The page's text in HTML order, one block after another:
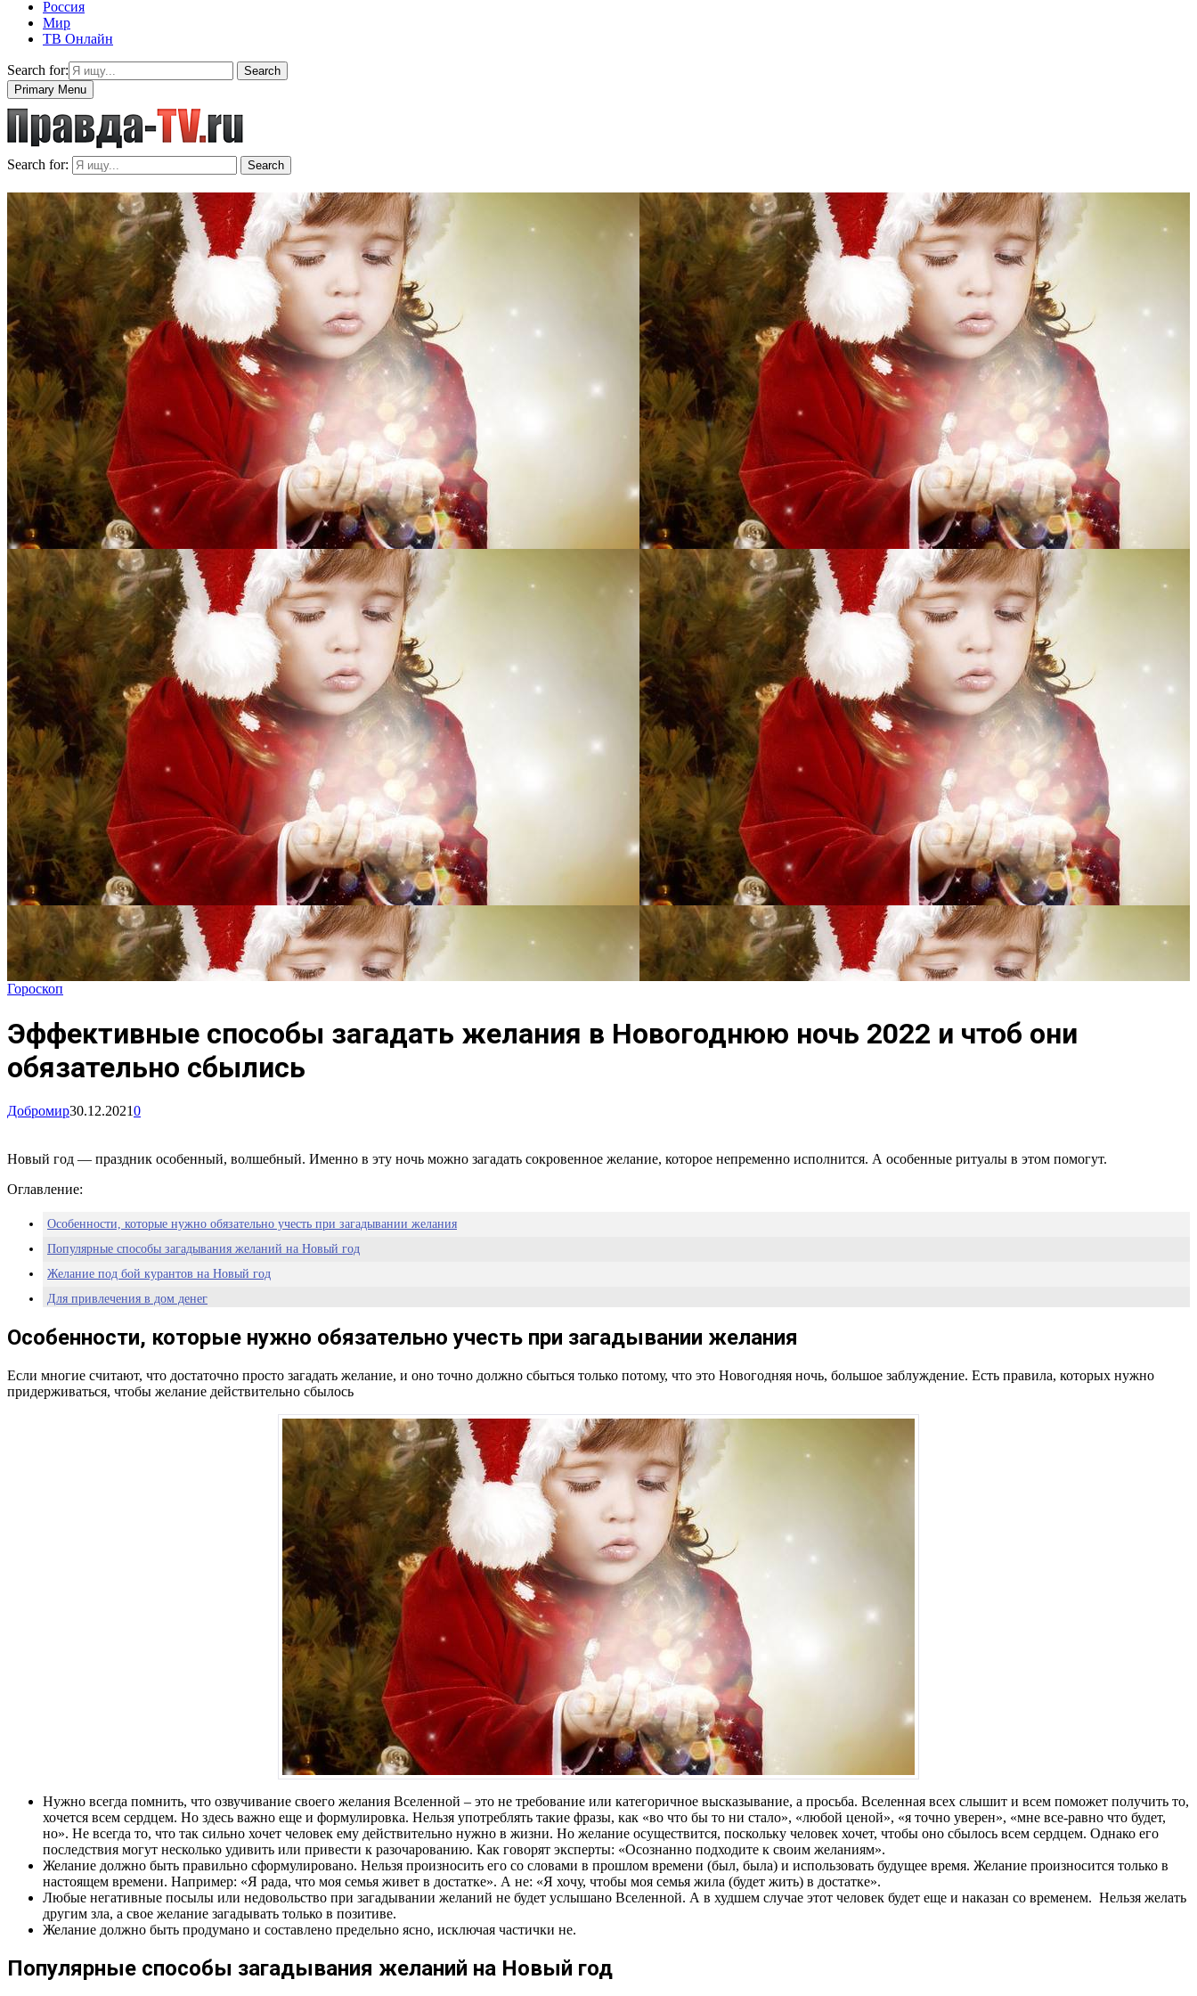
Россия
Мир
ТВ Онлайн
Search for:
Search
Primary Menu
Search for: Search
Гороскоп
Эффективные способы загадать желания в Новогоднюю ночь 2022 и чтоб они
обязательно сбылись
Добромир30.12.20210
Новый год — праздник особенный, волшебный. Именно в эту ночь можно загадать сокровенное желание, которое непременно исполнится. А особенные ритуалы в этом помогут.
Оглавление:
Особенности, которые нужно обязательно учесть при загадывании желания
Популярные способы загадывания желаний на Новый год
Желание под бой курантов на Новый год
Для привлечения в дом денег
Китайские фонарики
Подарки и помочь незнакомым людям
Особенности, которые нужно обязательно учесть при загадывании желания
Если многие считают, что достаточно просто загадать желание, и оно точно должно сбыться только потому, что это Новогодняя ночь, большое заблуждение. Есть правила, которых нужно
придерживаться, чтобы желание действительно сбылось
Нужно всегда помнить, что озвучивание своего желания Вселенной – это не требование или категоричное высказывание, а просьба. Вселенная всех слышит и всем поможет получить то,
хочется всем сердцем. Но здесь важно еще и формулировка. Нельзя употреблять такие фразы, как «во что бы то ни стало», «любой ценой», «я точно уверен», «мне все-равно что будет,
но». Не всегда то, что так сильно хочет человек ему действительно нужно в жизни. Но желание осуществится, поскольку человек хочет, чтобы оно сбылось всем сердцем. Однако его
последствия могут несколько удивить или привести к разочарованию. Как говорят эксперты: «Осознанно подходите к своим желаниям».
Желание должно быть правильно сформулировано. Нельзя произносить его со словами в прошлом времени (был, была) и использовать будущее время. Желание произносится только в
настоящем времени. Например: «Я рада, что моя семья живет в достатке». А не: «Я хочу, чтобы моя семья жила (будет жить) в достатке».
Любые негативные посылы или недовольство при загадывании желаний не будет услышано Вселенной. А в худшем случае этот человек будет еще и наказан со временем. Нельзя желать
другим зла, а свое желание загадывать только в позитиве.
Желание должно быть продумано и составлено предельно ясно, исключая частички не.
Популярные способы загадывания желаний на Новый год